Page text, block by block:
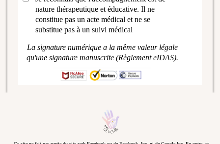
nature thérapeutique et éducative. Il ne
constitue pas un acte médical et ne se
substitue pas à un suivi médical
La signature numérique a la même valeur légale
qu'une signature manuscrite (Règlement eIDAS).